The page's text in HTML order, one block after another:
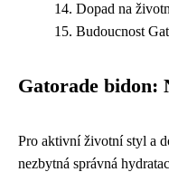
Dopad na
Budoucnost
Gatorade bidon:
Pro aktivní životní styl a
nezbytná správná